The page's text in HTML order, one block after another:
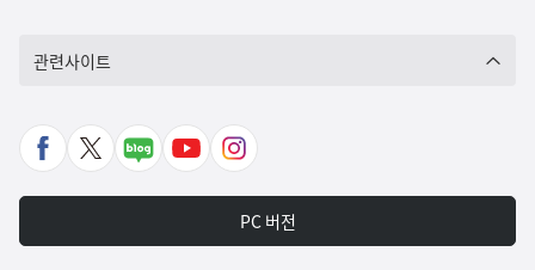
관련사이트
페
북
X
가
네
포
유
바
인
타
그
PC 버전